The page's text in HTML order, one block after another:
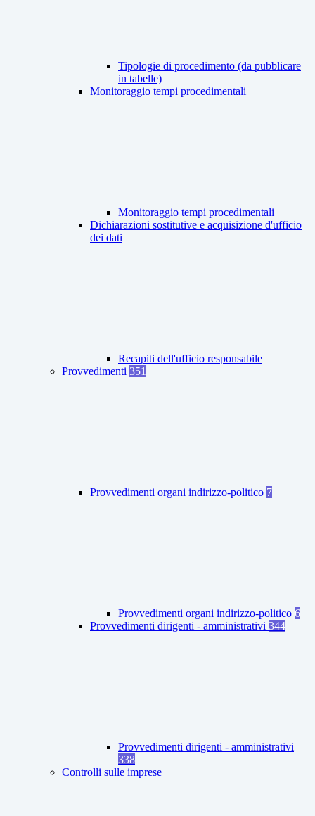
Tipologie di procedimento (da pubblicare
in tabelle)
Monitoraggio tempi procedimentali
Monitoraggio tempi procedimentali
Dichiarazioni sostitutive e acquisizione d'ufficio
dei dati
Recapiti dell'ufficio responsabile
Provvedimenti 351
Provvedimenti organi indirizzo-politico 7
Provvedimenti organi indirizzo-politico 6
Provvedimenti dirigenti - amministrativi 344
Provvedimenti dirigenti - amministrativi
338
Controlli sulle imprese